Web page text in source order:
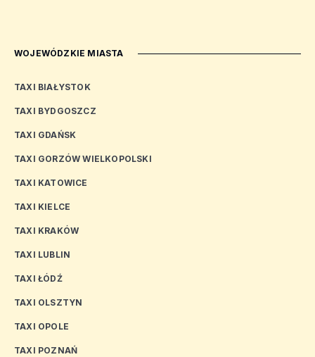
WOJEWÓDZKIE MIASTA
TAXI BIAŁYSTOK
TAXI BYDGOSZCZ
TAXI GDAŃSK
TAXI GORZÓW WIELKOPOLSKI
TAXI KATOWICE
TAXI KIELCE
TAXI KRAKÓW
TAXI LUBLIN
TAXI ŁÓDŹ
TAXI OLSZTYN
TAXI OPOLE
TAXI POZNAŃ